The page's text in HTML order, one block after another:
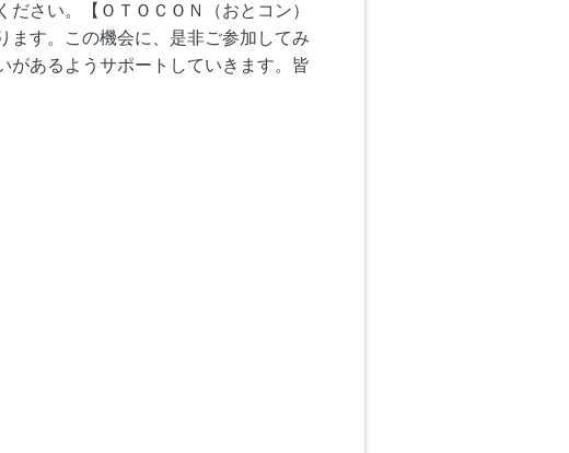
さい。【ＯＴＯＣＯＮ（おとコン）
ます。この機会に、是非ご参加してみ
があるようサポートしていきます。皆